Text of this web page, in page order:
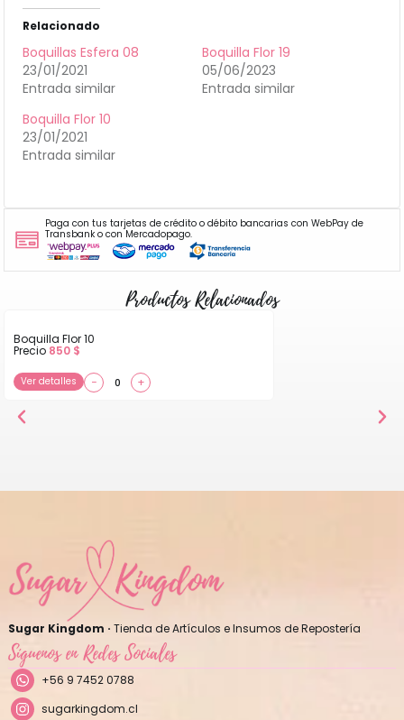
Relacionado
Boquillas Esfera 08
23/01/2021
Entrada similar
Boquilla Flor 19
05/06/2023
Entrada similar
Boquilla Flor 10
23/01/2021
Entrada similar
Paga con tus tarjetas de crédito o débito bancarias con WebPay de
Transbank o con Mercadopago.
Productos Relacionados
Boquilla Flor 10
Precio 850 $
Ver detalles − +
Sugar Kingdom · Tienda de Artículos e Insumos de Repostería
Síguenos en Redes Sociales
+56 9 7452 0788
sugarkingdom.cl